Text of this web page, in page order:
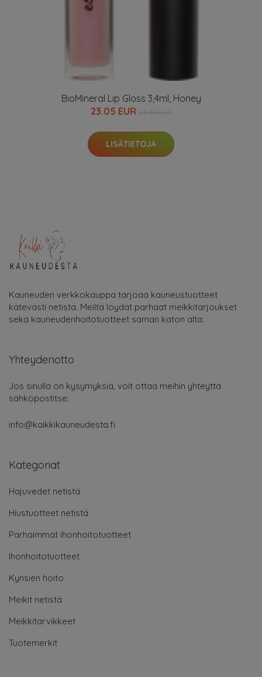
BioMineral Lip Gloss 3,4ml, Honey
23.05 EUR
LISÄTIETOJA
Kauneuden verkkokauppa tarjoaa kauneustuotteet
kätevästi netistä. Meiltä löydät parhaat meikkitarjoukset
sekä kauneudenhoitotuotteet saman katon alta.
Yhteydenotto
Jos sinulla on kysymyksiä, voit ottaa meihin yhteyttä
sähköpostitse:
info@kaikkikauneudesta.fi
Kategoriat
Hajuvedet netistä
Hiustuotteet netistä
Parhaimmat ihonhoitotuotteet
Ihonhoitotuotteet
Kynsien hoito
Meikit netistä
Meikkitarvikkeet
Tuotemerkit